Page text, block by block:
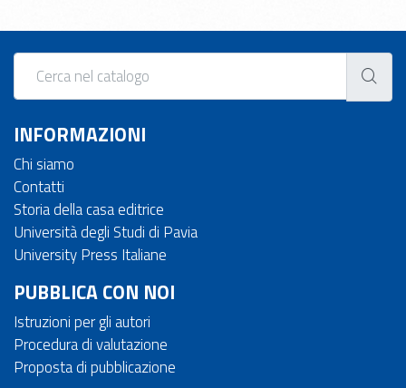
INFORMAZIONI
Chi siamo
Contatti
Storia della casa editrice
Università degli Studi di Pavia
University Press Italiane
PUBBLICA CON NOI
Istruzioni per gli autori
Procedura di valutazione
Proposta di pubblicazione